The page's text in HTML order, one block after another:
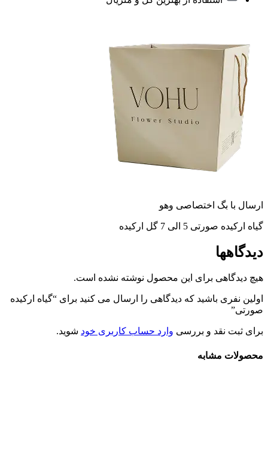
ارسال با بگ اختصاصی وهو
گیاه ارکیده صورتی 5 الی 7 گل ارکیده
دیدگاهها
هیچ دیدگاهی برای این محصول نوشته نشده است.
اولین نفری باشید که دیدگاهی را ارسال می کنید برای “گیاه ارکیده
صورتی”
برای ثبت نقد و بررسی وارد حساب کاربری خود شوید.
محصولات مشابه